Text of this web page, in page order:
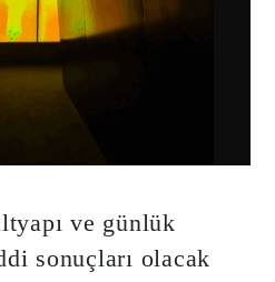
ve günlük
sonuçları olacak